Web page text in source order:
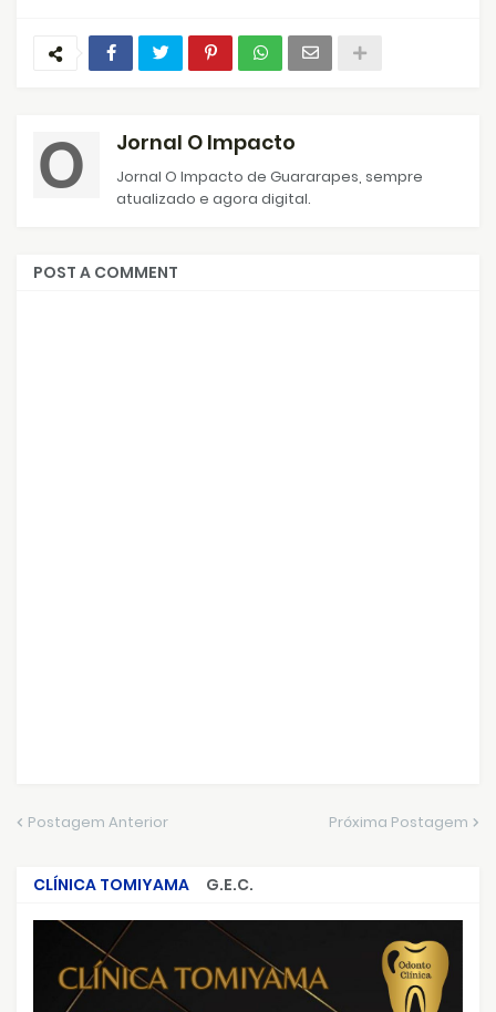
Jornal O Impacto
Jornal O Impacto de Guararapes, sempre
atualizado e agora digital.
POST A COMMENT
Postagem Anterior Próxima Postagem
CLÍNICA TOMIYAMA
G.E.C.
CRIMES QUE ABALARAM O BRASIL